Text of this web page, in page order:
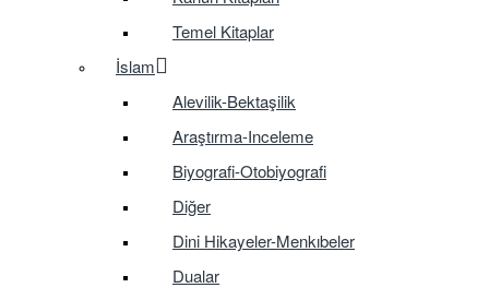
Temel Kitaplar
İslam
Alevilik-Bektaşilik
Araştırma-Inceleme
Biyografi-Otobiyografi
Diğer
Dini Hikayeler-Menkıbeler
Dualar